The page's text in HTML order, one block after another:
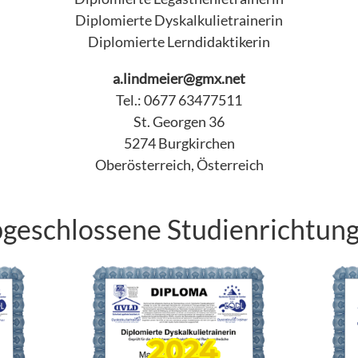
Diplomierte Dyskalkulietrainerin
Diplomierte Lerndidaktikerin
a.lindmeier@gmx.net
Tel.: 0677 63477511
St. Georgen 36
5274 Burgkirchen
Oberösterreich, Österreich